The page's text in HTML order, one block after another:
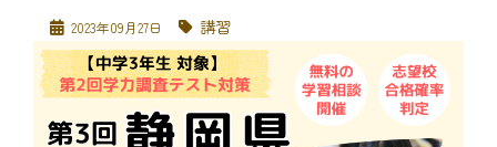
2023年09月27日 講習